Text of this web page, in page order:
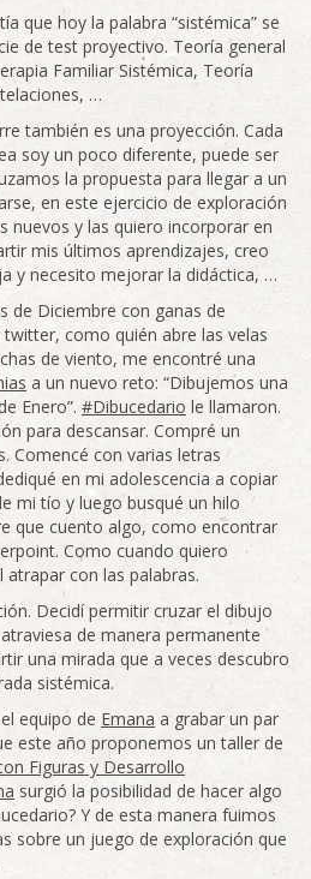
que hoy la palabra “sistémica” se
de test proyectivo. Teoría general
Familiar Sistémica, Teoría
…
también es una proyección. Cada
soy un poco diferente, puede ser
la propuesta para llegar a un
en este ejercicio de exploración
nuevos y las quiero incorporar en
mis últimos aprendizajes, creo
y necesito mejorar la didáctica, …
de Diciembre con ganas de
como quién abre las velas
de viento, me encontré una
a un nuevo reto: “Dibujemos una
Enero”. #Dibucedario le llamaron.
para descansar. Compré un
Comencé con varias letras
en mi adolescencia a copiar
mi tío y luego busqué un hilo
que cuento algo, como encontrar
Como cuando quiero
con las palabras.
Decidí permitir cruzar el dibujo
de manera permanente
una mirada que a veces descubro
sistémica.
equipo de Emana a grabar un par
este año proponemos un taller de
Figuras y Desarrollo
surgió la posibilidad de hacer algo
Y de esta manera fuimos
sobre un juego de exploración que